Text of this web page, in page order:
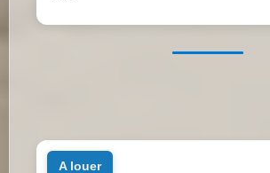
a louer